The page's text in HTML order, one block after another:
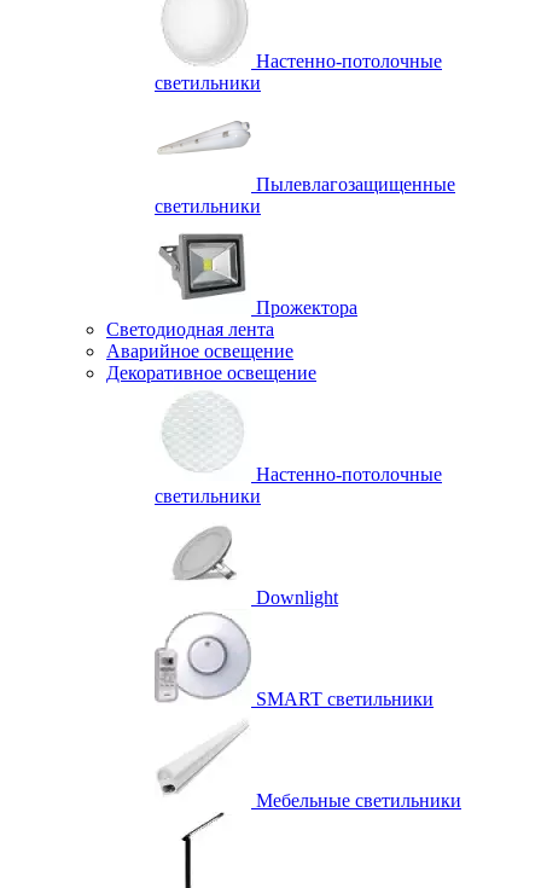
Настенно-потолочные
светильники
Пылевлагозащищенные
светильники
Прожектора
Светодиодная лента
Аварийное освещение
Декоративное освещение
Настенно-потолочные
светильники
Downlight
SMART светильники
Мебельные светильники